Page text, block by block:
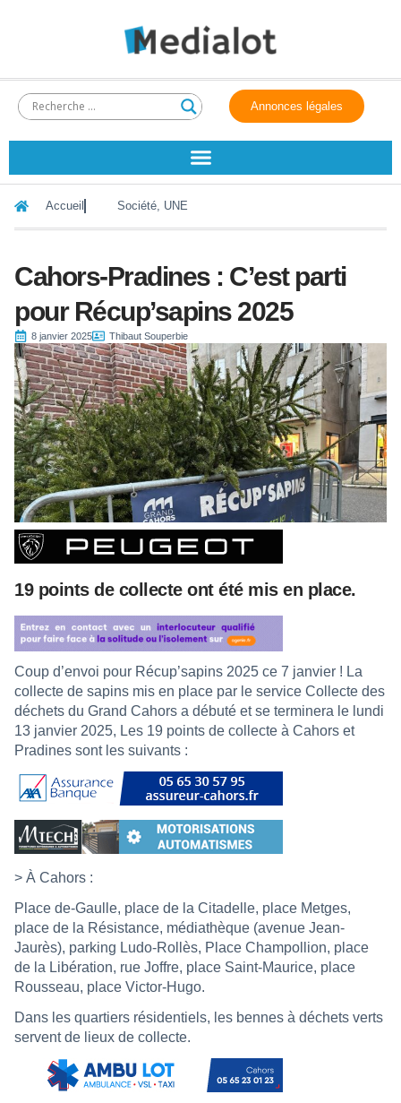
Annonces légales
Accueil Société, UNE
Cahors-Pradines : C’est parti
pour Récup’sapins 2025
8 janvier 2025 Thibaut Souperbie
19 points de collecte ont été mis en place.
Coup d’envoi pour Récup’sapins 2025 ce 7 janvier ! La
collecte de sapins mis en place par le service Collecte des
déchets du Grand Cahors a débuté et se terminera le lundi
13 janvier 2025, Les 19 points de collecte à Cahors et
Pradines sont les suivants :
> À Cahors :
Place de-Gaulle, place de la Citadelle, place Metges,
place de la Résistance, médiathèque (avenue Jean-
Jaurès), parking Ludo-Rollès, Place Champollion, place
de la Libération, rue Joffre, place Saint-Maurice, place
Rousseau, place Victor-Hugo.
Dans les quartiers résidentiels, les bennes à déchets verts
servent de lieux de collecte.